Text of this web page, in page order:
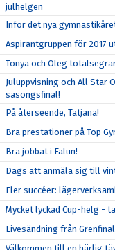
julhelgen
Inför det nya
Aspirantgruppen för 2017
Tonya och Oleg
Juluppvisning och All Star
säsongsfinal!
På återseende, Tatjana!
Bra prestationer på Top
Bra jobbat i Falun!
Dags att anmäla sig till
Fler succéer:
Mycket lyckad Cup-helg -
Livesändning från